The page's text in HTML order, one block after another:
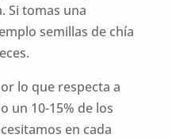
Si tomas una
semillas de chía
lo que respecta a
un 10-15% de los
en cada